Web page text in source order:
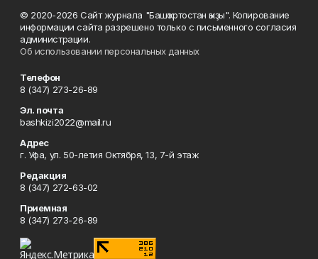
© 2020-2026 Сайт журнала "Башҡортостан ҡыҙы". Копирование
информации сайта разрешено только с письменного согласия
администрации.
Об использовании персональных данных
Телефон
8 (347) 273-26-89
Эл. почта
bashkizi2022@mail.ru
Адрес
г. Уфа, ул. 50-летия Октября, 13, 7-й этаж
Редакция
8 (347) 272-63-02
Приемная
8 (347) 273-26-89